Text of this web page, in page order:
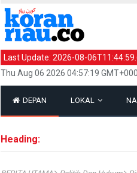
Last Update: 2026-08-
Thu Aug 06 2026 04:57:19
DEPAN LOKAL
Heading: